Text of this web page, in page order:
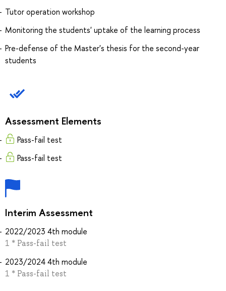
Tutor operation workshop
Monitoring the students' uptake of the learning process
Pre-defense of the Master's thesis for the second-year
students
Assessment Elements
Pass-fail test
Pass-fail test
Interim Assessment
2022/2023 4th module
1 * Pass-fail test
2023/2024 4th module
1 * Pass-fail test